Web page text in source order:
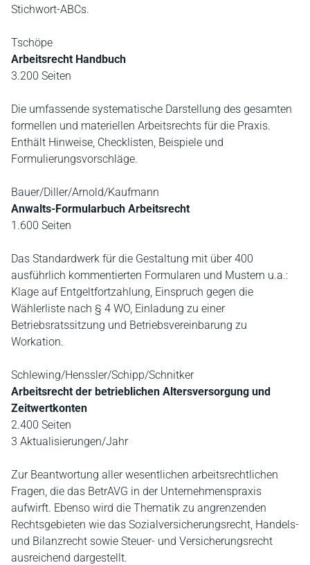
Stichwort-ABCs.
Tschöpe
Arbeitsrecht Handbuch
3.200 Seiten
Die umfassende systematische Darstellung des gesamten
formellen und materiellen Arbeitsrechts für die Praxis.
Enthält Hinweise, Checklisten, Beispiele und
Formulierungsvorschläge.
Bauer/Diller/Arnold/Kaufmann
Anwalts-Formularbuch Arbeitsrecht
1.600 Seiten
Das Standardwerk für die Gestaltung mit über 400
ausführlich kommentierten Formularen und Mustern u.a.:
Klage auf Entgeltfortzahlung, Einspruch gegen die
Wählerliste nach § 4 WO, Einladung zu einer
Betriebsratssitzung und Betriebsvereinbarung zu
Workation.
Schlewing/Henssler/Schipp/Schnitker
Arbeitsrecht der betrieblichen Altersversorgung und
Zeitwertkonten
2.400 Seiten
3 Aktualisierungen/Jahr
Zur Beantwortung aller wesentlichen arbeitsrechtlichen
Fragen, die das BetrAVG in der Unternehmenspraxis
aufwirft. Ebenso wird die Thematik zu angrenzenden
Rechtsgebieten wie das Sozialversicherungsrecht, Handels-
und Bilanzrecht sowie Steuer- und Versicherungsrecht
ausreichend dargestellt.